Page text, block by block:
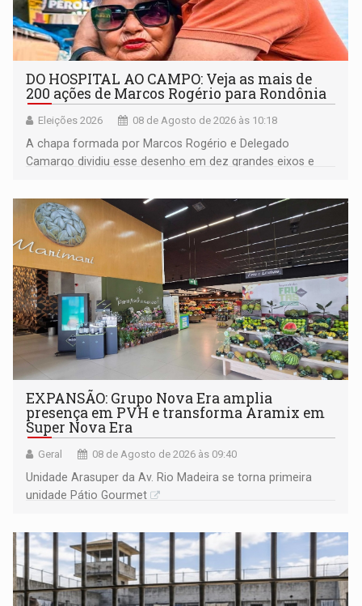
DO HOSPITAL AO CAMPO: Veja as mais de
200 ações de Marcos Rogério para Rondônia
Eleições 2026 08 de Agosto de 2026 às 10:18
A chapa formada por Marcos Rogério e Delegado
Camargo dividiu esse desenho em dez grandes eixos e
EXPANSÃO: Grupo Nova Era amplia
presença em PVH e transforma Aramix em
Super Nova Era
Geral 08 de Agosto de 2026 às 09:40
Unidade Arasuper da Av. Rio Madeira se torna primeira
unidade Pátio Gourmet